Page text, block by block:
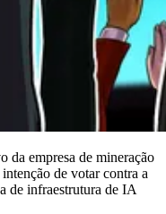
da empresa de mineração
de votar contra a
de infraestrutura de IA